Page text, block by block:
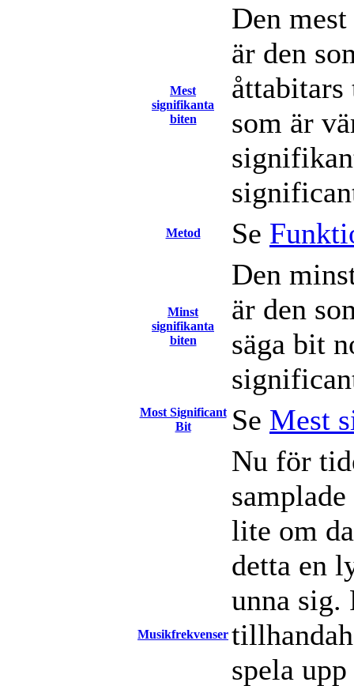
Mest
signifikanta
biten
Den
är den
som är
Metod Se
Minst
signifikanta
biten
Den
är den
säga bit
Most Significant
Bit
Se Mest
Musikfrekvenser
Nu för
lite om
detta en
unna sig.
spela